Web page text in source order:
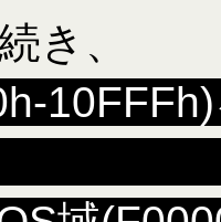
き、